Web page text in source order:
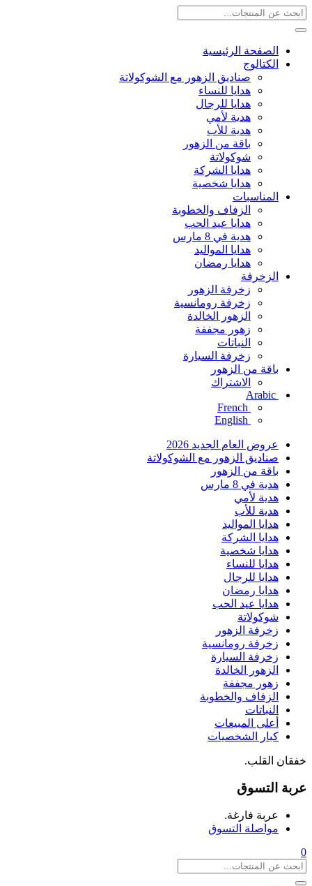
الصفحة الرئيسية
الكتالوج
صناديق الزهور مع الشوكولاتة
هدايا للنساء
هدايا للرجال
هدية لأمي
هدية للأب
باقة من الزهور
شوكولاتة
هدايا الشركة
هدايا شخصية
المناسبات
الزفاف والخطوبة
هدايا عيد الحب
هدية في 8 مارس
هدايا المواليد
هدايا رمضان
الزخرفة
زخرفة الزهور
زخرفة رومانسية
الزهور الخالدة
زهور مجففة
النباتات
زخرفة السيارة
باقة من الزهور
الاشتراك
Arabic
French
English
عروض العام الجديد 2026
صناديق الزهور مع الشوكولاتة
باقة من الزهور
هدية في 8 مارس
هدية لأمي
هدية للأب
هدايا المواليد
هدايا الشركة
هدايا شخصية
هدايا للنساء
هدايا للرجال
هدايا رمضان
هدايا عيد الحب
شوكولاتة
زخرفة الزهور
زخرفة رومانسية
زخرفة السيارة
الزهور الخالدة
زهور مجففة
الزفاف والخطوبة
النباتات
أعلى المبيعات
كبار الشخصيات
خفقان القلب.
عربة التسوق
عربة فارغة.
مواصلة التسوق
0